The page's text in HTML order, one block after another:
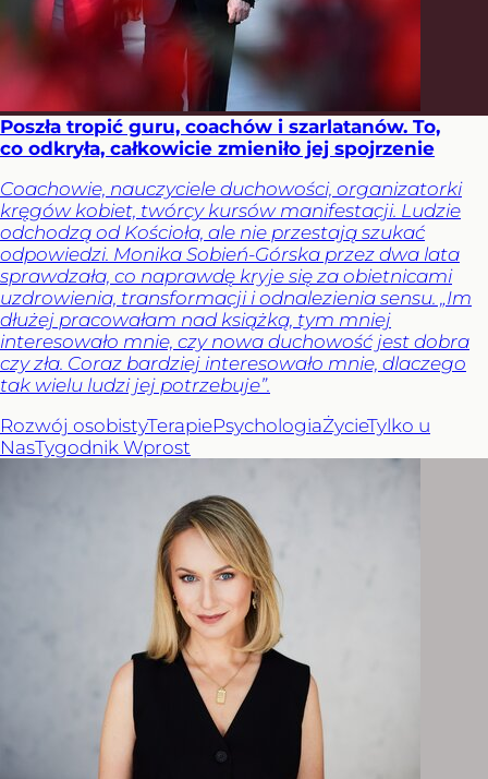
Poszła tropić guru, coachów i szarlatanów. To,
co odkryła, całkowicie zmieniło jej spojrzenie
Coachowie, nauczyciele duchowości, organizatorki
kręgów kobiet, twórcy kursów manifestacji. Ludzie
odchodzą od Kościoła, ale nie przestają szukać
odpowiedzi. Monika Sobień-Górska przez dwa lata
sprawdzała, co naprawdę kryje się za obietnicami
uzdrowienia, transformacji i odnalezienia sensu. „Im
dłużej pracowałam nad książką, tym mniej
interesowało mnie, czy nowa duchowość jest dobra
czy zła. Coraz bardziej interesowało mnie, dlaczego
tak wielu ludzi jej potrzebuje”.
Rozwój osobistyTerapiePsychologiaŻycieTylko u
NasTygodnik Wprost